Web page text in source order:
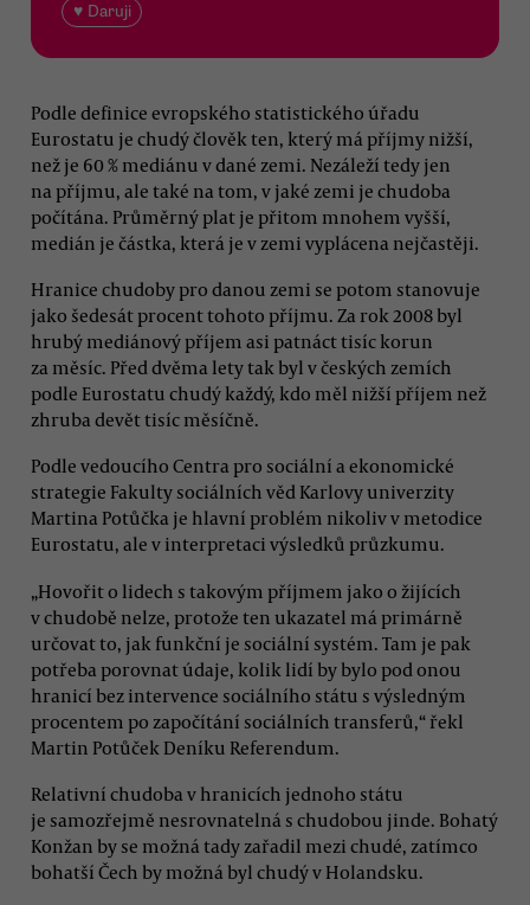
♥ Daruji
Podle definice evropského statistického úřadu
Eurostatu je chudý člověk ten, který má příjmy nižší,
než je 60 % mediánu v dané zemi. Nezáleží tedy jen
na příjmu, ale také na tom, v jaké zemi je chudoba
počítána. Průměrný plat je přitom mnohem vyšší,
medián je částka, která je v zemi vyplácena nejčastěji.
Hranice chudoby pro danou zemi se potom stanovuje
jako šedesát procent tohoto příjmu. Za rok 2008 byl
hrubý mediánový příjem asi patnáct tisíc korun
za měsíc. Před dvěma lety tak byl v českých zemích
podle Eurostatu chudý každý, kdo měl nižší příjem než
zhruba devět tisíc měsíčně.
Podle vedoucího Centra pro sociální a ekonomické
strategie Fakulty sociálních věd Karlovy univerzity
Martina Potůčka je hlavní problém nikoliv v metodice
Eurostatu, ale v interpretaci výsledků průzkumu.
„Hovořit o lidech s takovým příjmem jako o žijících
v chudobě nelze, protože ten ukazatel má primárně
určovat to, jak funkční je sociální systém. Tam je pak
potřeba porovnat údaje, kolik lidí by bylo pod onou
hranicí bez intervence sociálního státu s výsledným
procentem po započítání sociálních transferů,“ řekl
Martin Potůček Deníku Referendum.
Relativní chudoba v hranicích jednoho státu
je samozřejmě nesrovnatelná s chudobou jinde. Bohatý
Konžan by se možná tady zařadil mezi chudé, zatímco
bohatší Čech by možná byl chudý v Holandsku.